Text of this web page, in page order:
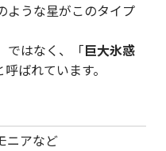
ような星がこのタイプ
ではなく、「巨大氷惑
呼ばれています。
ニアなど